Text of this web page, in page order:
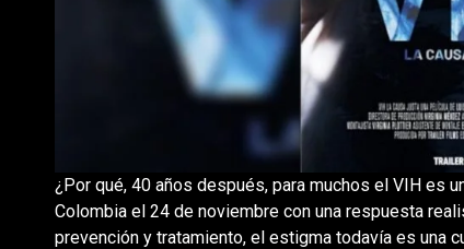
¿Por qué, 40 años después, para muchos el VIH es
Colombia el 24 de noviembre con una respuesta
prevención y tratamiento, el estigma todavía es una